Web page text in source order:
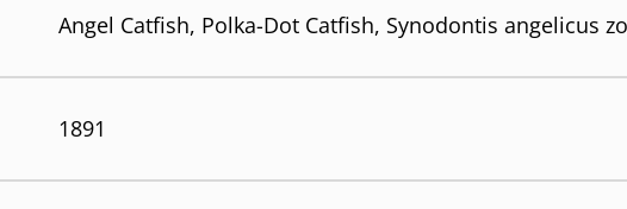
Angel Catfish, Polka-Dot Catfish, Synodontis angelicus
1891